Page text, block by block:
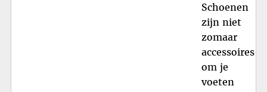
Schoenen
zijn niet
zomaar
accessoires
om je
voeten